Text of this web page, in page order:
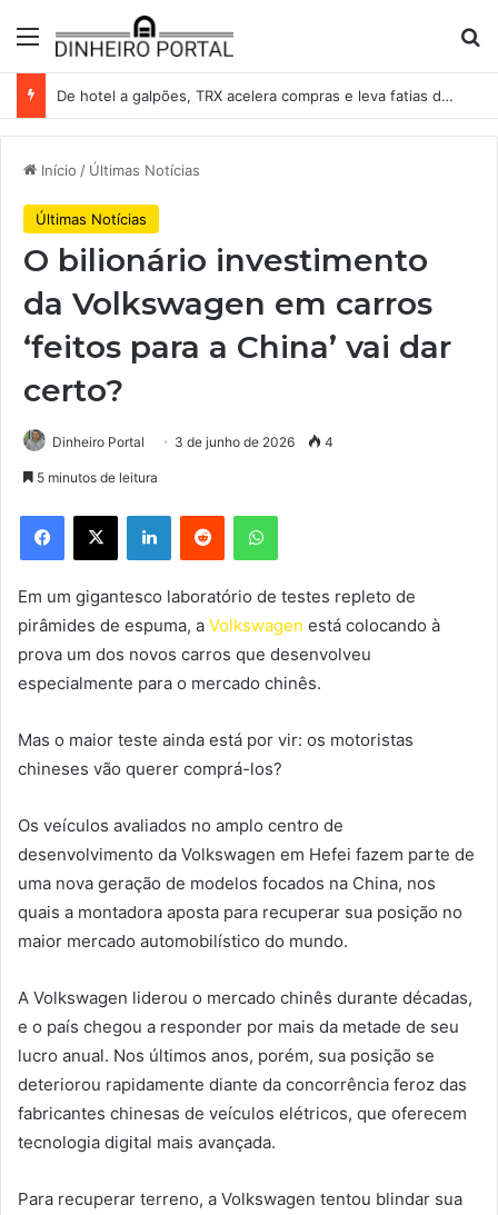
Menu
De hotel a galpões, TRX acelera compras e leva fatias de shoppings da Iguatemi por R$ 876 milhões
Início / Últimas Notícias
Últimas Notícias
O bilionário investimento
da Volkswagen em carros
‘feitos para a China’ vai dar
certo?
Dinheiro Portal 3 de junho de 2026 4
5 minutos de leitura
Facebook
X LinkedinReddit WhatsApp
Em um gigantesco laboratório de testes repleto de
pirâmides de espuma, a Volkswagen está colocando à
prova um dos novos carros que desenvolveu
especialmente para o mercado chinês.
Mas o maior teste ainda está por vir: os motoristas
chineses vão querer comprá-los?
Os veículos avaliados no amplo centro de
desenvolvimento da Volkswagen em Hefei fazem parte de
uma nova geração de modelos focados na China, nos
quais a montadora aposta para recuperar sua posição no
maior mercado automobilístico do mundo.
A Volkswagen liderou o mercado chinês durante décadas,
e o país chegou a responder por mais da metade de seu
lucro anual. Nos últimos anos, porém, sua posição se
deteriorou rapidamente diante da concorrência feroz das
fabricantes chinesas de veículos elétricos, que oferecem
tecnologia digital mais avançada.
Para recuperar terreno, a Volkswagen tentou blindar sua